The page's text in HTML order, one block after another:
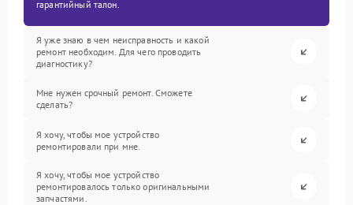
гарантийный талон.
Я уже знаю в чем неисправность и какой
ремонт необходим. Для чего проводить
диагностику?
Мне нужен срочный ремонт. Сможете
сделать?
Я хочу, чтобы мое устройство
ремонтировали при мне.
Я хочу, чтобы мое устройство
ремонтировалось только оригинальными
запчастями.